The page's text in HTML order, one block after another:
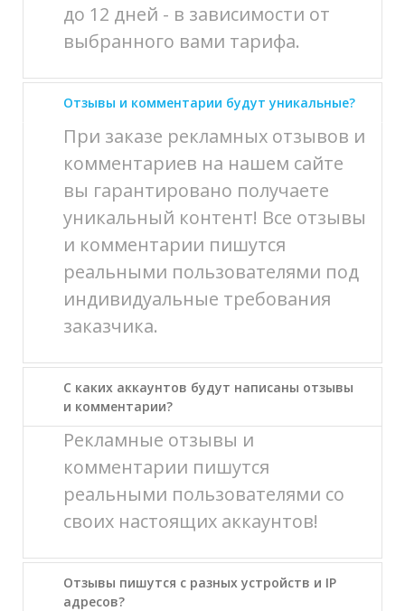
до 12 дней - в зависимости от
выбранного вами тарифа.
Отзывы и комментарии будут уникальные?
При заказе рекламных отзывов и
комментариев на нашем сайте
вы гарантировано получаете
уникальный контент! Все отзывы
и комментарии пишутся
реальными пользователями под
индивидуальные требования
заказчика.
С каких аккаунтов будут написаны отзывы
и комментарии?
Рекламные отзывы и
комментарии пишутся
реальными пользователями со
своих настоящих аккаунтов!
Отзывы пишутся с разных устройств и IP
адресов?